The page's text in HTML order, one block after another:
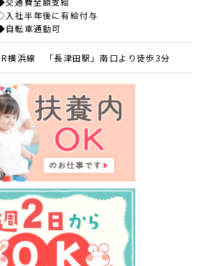
社半年後に有給付与
自転車通勤可
横浜線 「長津田駅」南口より徒歩3分